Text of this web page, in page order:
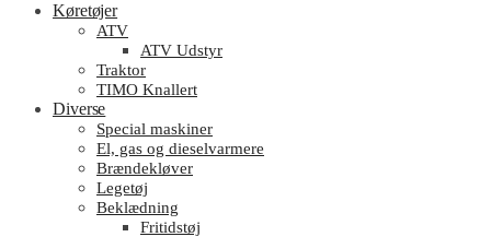
Køretøjer
ATV
ATV Udstyr
Traktor
TIMO Knallert
Diverse
Special maskiner
El, gas og dieselvarmere
Brændekløver
Legetøj
Beklædning
Fritidstøj